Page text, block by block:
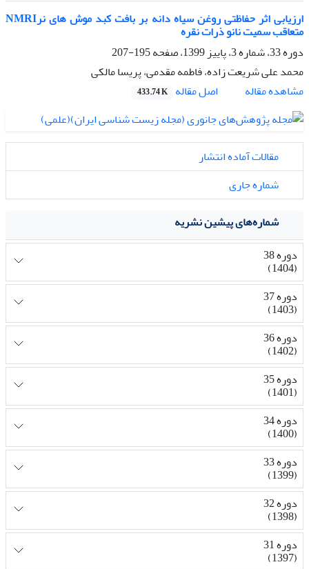
ارزیابی اثر حفاظتی روغن سیاه دانه بر بافت کبد موش های نرNMRI
متعاقب سمیت نانو ذرات نقره
دوره 33، شماره 3، پاییز 1399، صفحه
195-207
محمد علی شریعت زاده، فاطمه مقدمی، پریسا مالکی
مشاهده مقاله
اصل مقاله 433.74 K
مقالات آماده انتشار
شماره جاری
شماره‌های پیشین نشریه
دوره 38
(1404)
دوره 37
(1403)
دوره 36
(1402)
دوره 35
(1401)
دوره 34
(1400)
دوره 33
(1399)
دوره 32
(1398)
دوره 31
(1397)